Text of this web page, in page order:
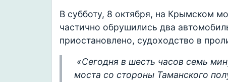
В субботу, 8 октября, на Крымском
частично обрушились два
приостановлено, судоходство в
«Сегодня в шесть часов семь
моста со стороны Таманского